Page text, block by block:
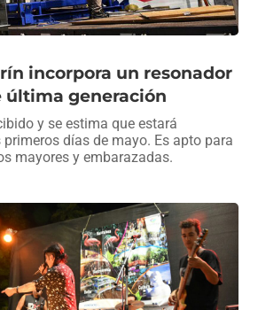
incorpora un resonador
última generación
y se estima que estará
días de mayo. Es apto para
mayores y embarazadas.